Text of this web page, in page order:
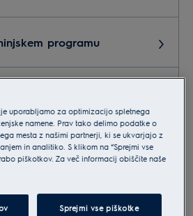
programu
in sušilnih strojih
uporabljamo za optimizacijo spletnega
namene. Prav tako delimo podatke o
mesta z našimi partnerji, ki se ukvarjajo z
in analitiko. S klikom na “Sprejmi vse
piškotkov. Za več informacij obiščite naše
Sprejmi vse piškotke